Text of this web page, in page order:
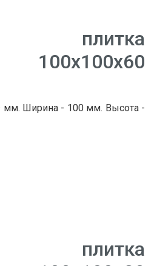
плитка
100х100х60
мм. Ширина - 100 мм. Высота -
плитка